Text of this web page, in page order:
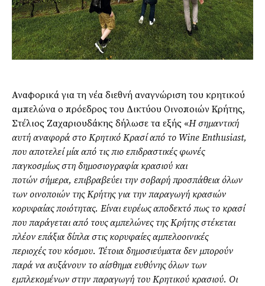
Αναφορικά για τη νέα διεθνή αναγνώριση του κρητικού
αμπελώνα ο πρόεδρος του Δικτύου Οινοποιών Κρήτης,
Στέλιος Ζαχαριουδάκης δήλωσε τα εξής «Η σημαντική
αυτή αναφορά στο Κρητικό Κρασί από το Wine Enthusiast,
που αποτελεί μία από τις πιο επιδραστικές φωνές
παγκοσμίως στη δημοσιογραφία κρασιού και
ποτών σήμερα, επιβραβεύει την σοβαρή προσπάθεια όλων
των οινοποιών της Κρήτης για την παραγωγή κρασιών
κορυφαίας ποιότητας. Είναι ευρέως αποδεκτό πως το κρασί
που παράγεται από τους αμπελώνες της Κρήτης στέκεται
πλέον επάξια δίπλα στις κορυφαίες αμπελοοινικές
περιοχές του κόσμου. Τέτοια δημοσιεύματα δεν μπορούν
παρά να αυξάνουν το αίσθημα ευθύνης όλων των
εμπλεκομένων στην παραγωγή του Κρητικού κρασιού. Οι